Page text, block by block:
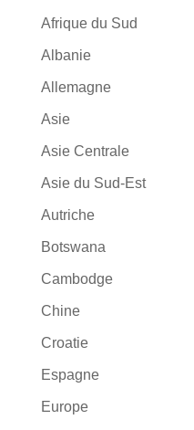
Afrique du Sud
Albanie
Allemagne
Asie
Asie Centrale
Asie du Sud-Est
Autriche
Botswana
Cambodge
Chine
Croatie
Espagne
Europe